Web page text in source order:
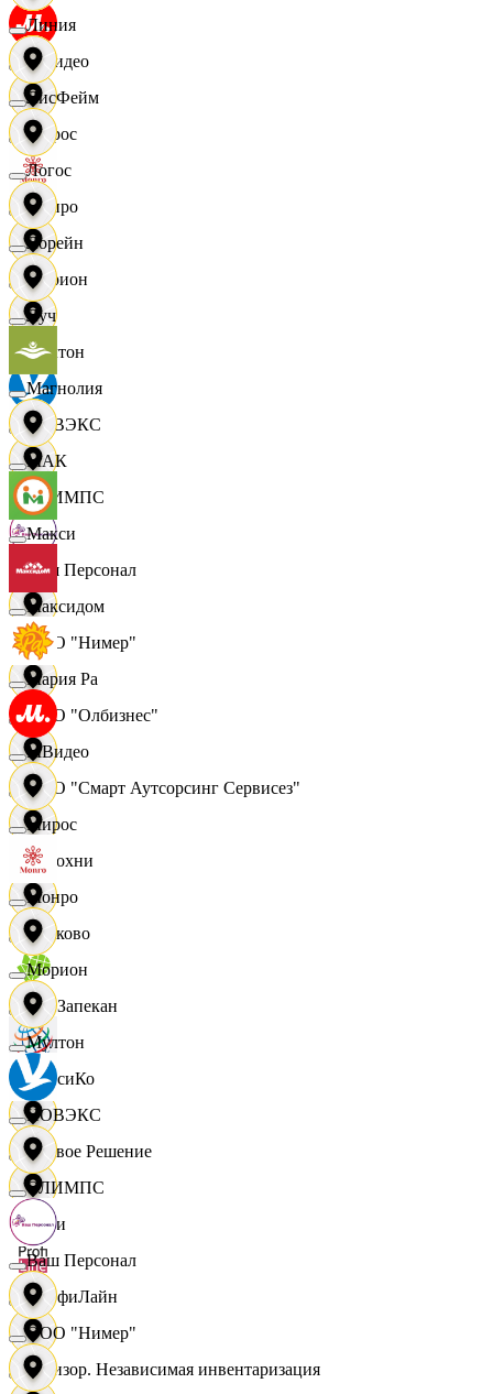
МВидео
Мирос
Монро
Морион
Мултон
НОВЭКС
ОЛИМПС
Ваш Персонал
ООО "Нимер"
ООО "Олбизнес"
ООО "Смарт Аутсорсинг Сервисез"
Отдохни
Очаково
ПанЗапекан
ПепсиКо
Первое Решение
Пери
ПрофиЛайн
Ревизор. Независимая инвентаризация
Линия
ЛисФейм
Логос
Лорейн
Луч
Магнолия
МАК
Макси
Максидом
Мария Ра
МВидео
Мирос
Монро
Морион
Мултон
НОВЭКС
ОЛИМПС
Ваш Персонал
ООО "Нимер"